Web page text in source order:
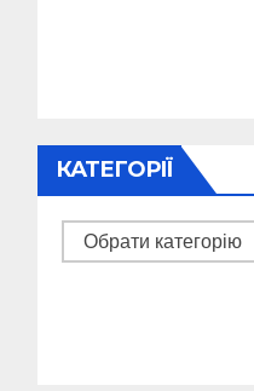
КАТЕГОРІЇ
Категорії